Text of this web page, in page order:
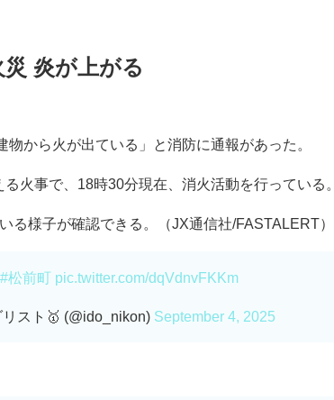
炎が上がる
から火が出ている」と消防に通報があった。
火事で、18時30分現在、消火活動を行っている。
る様子が確認できる。（JX通信社/FASTALERT）
#松前町 pic.twitter.com/dqVdnvFKKm
スト🥇 (@ido_nikon) September 4, 2025